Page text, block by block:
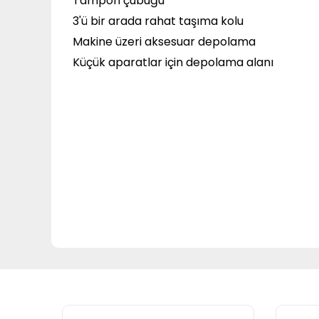
3'ü bir arada rahat taşıma kolu
Makine üzeri aksesuar depolama
Küçük aparatlar için depolama alanı